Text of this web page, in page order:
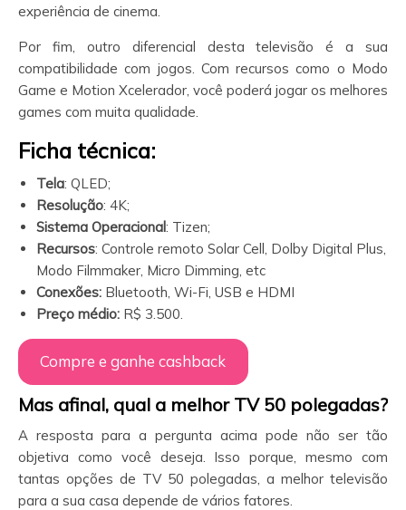
experiência de cinema.
Por fim, outro diferencial desta televisão é a sua
compatibilidade com jogos. Com recursos como o Modo
Game e Motion Xcelerador, você poderá jogar os melhores
games com muita qualidade.
Ficha técnica:
Tela: QLED;
Resolução: 4K;
Sistema Operacional: Tizen;
Recursos: Controle remoto Solar Cell, Dolby Digital Plus,
Modo Filmmaker, Micro Dimming, etc
Conexões: Bluetooth, Wi-Fi, USB e HDMI
Preço médio: R$ 3.500.
Compre e ganhe cashback
Mas afinal, qual a melhor TV 50 polegadas?
A resposta para a pergunta acima pode não ser tão
objetiva como você deseja. Isso porque, mesmo com
tantas opções de TV 50 polegadas, a melhor televisão
para a sua casa depende de vários fatores.